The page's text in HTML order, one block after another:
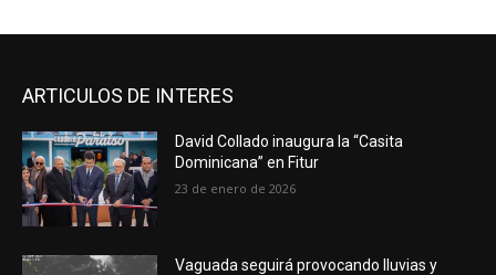
ARTICULOS DE INTERES
David Collado inaugura la “Casita
Dominicana” en Fitur
23 de enero de 2026
Vaguada seguirá provocando lluvias y